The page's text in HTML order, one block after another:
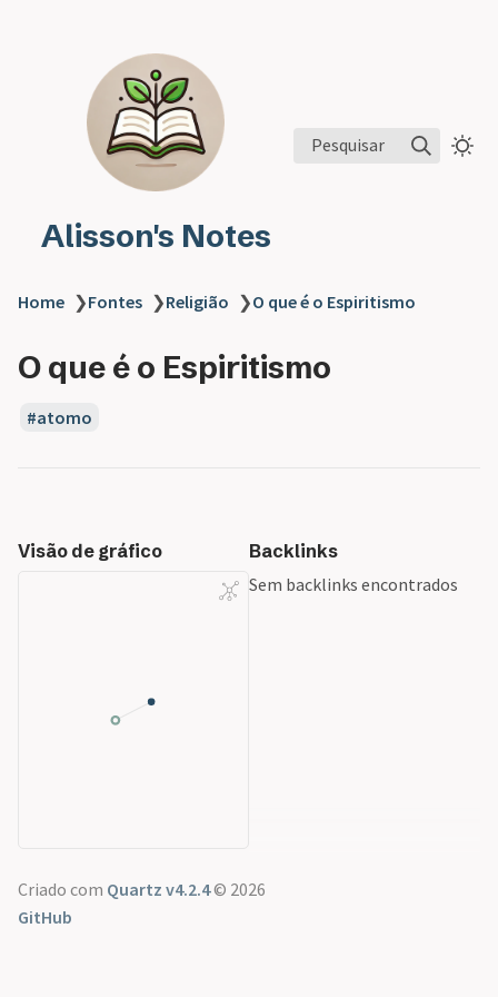
Alisson's Notes
Pesquisar
Home ❯Fontes ❯Religião ❯O que é o Espiritismo
O que é o Espiritismo
atomo
Visão de gráfico
Backlinks
Sem backlinks encontrados
Criado com Quartz v4.2.4© 2026
GitHub